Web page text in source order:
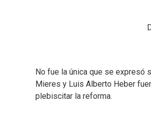
No fue la única que se expresó
Mieres y Luis Alberto Heber
plebiscitar la reforma.